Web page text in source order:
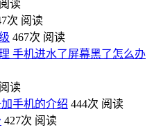
读
次 阅读
467次 阅读
手机进水了屏幕黑了怎么办
读
手机的介绍 444次 阅读
427次 阅读